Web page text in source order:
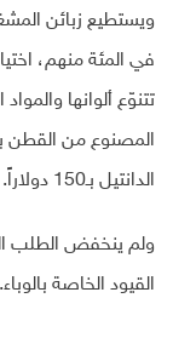
تتنوّع ألوانها
الدانتيل بـ150 دولاراً.
القيود الخاصة بالوباء.